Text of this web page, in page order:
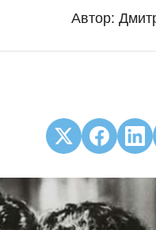
Автор: